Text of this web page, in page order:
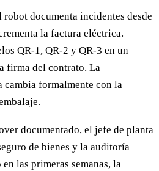
documenta incidentes desde
la factura eléctrica.
QR-1, QR-2 y QR-3 en un
firma del contrato. La
formalmente con la
documentado, el jefe de planta
de bienes y la auditoría
las primeras semanas, la